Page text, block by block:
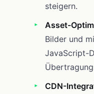
steigern.
Asset-
Bilder und
JavaScript-
CDN-